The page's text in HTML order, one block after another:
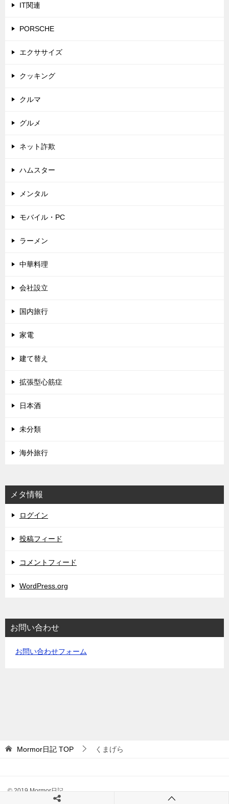
IT関連
PORSCHE
エクササイズ
クッキング
クルマ
グルメ
ネット詐欺
ハムスター
メンタル
モバイル・PC
ラーメン
中華料理
会社設立
国内旅行
家電
建て替え
拡張型心筋症
日本酒
未分類
海外旅行
メタ情報
ログイン
投稿フィード
コメントフィード
WordPress.org
お問い合わせ
お問い合わせフォーム
Mormor日記 TOP くまげら
© 2019 Mormor日記